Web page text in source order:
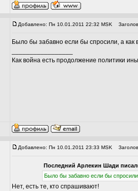
Добавлено: Пн 10.01.2011 22:32 MSK
Было бы забавно если бы спросили, а как
Как война есть продолжение политики
Добавлено: Пн 10.01.2011 23:33 MSK
Последний Арлекин Шади
Было бы забавно если бы
Нет, есть те, кто спрашивают!